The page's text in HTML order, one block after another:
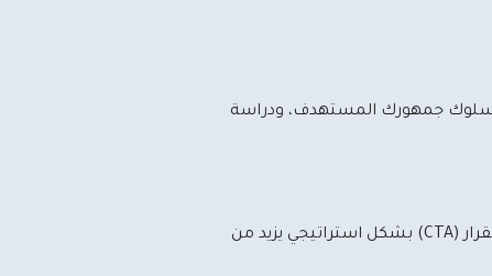
سلوك جمهورك المستهدف، ودراسة
نبتكر تصاميم عصرية مخصصة تعكس الهوية البصرية لشركتك. نركز على تسهيل رحلة العميل داخل الموقع، وتوزيع أزرار اتخاذ القرار (CTA) بشكل استراتيجي يزيد من